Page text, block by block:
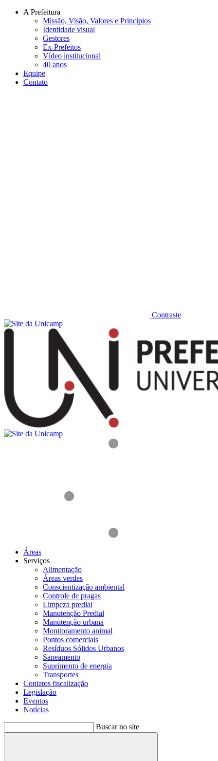
Conteúdo principal
A Prefeitura
Missão, Visão, Valores e Princípios
Identidade visual
Gestores
Ex-Prefeitos
Vídeo institucional
40 anos
Equipe
Contato
Contraste
Áreas
Serviços
Alimentação
Áreas verdes
Conscientização ambiental
Controle de pragas
Limpeza predial
Manutenção Predial
Manutenção urbana
Monitoramento animal
Pontos comerciais
Resíduos Sólidos Urbanos
Saneamento
Suprimento de energia
Transportes
Contatos fiscalização
Legislação
Eventos
Notícias
Buscar no site